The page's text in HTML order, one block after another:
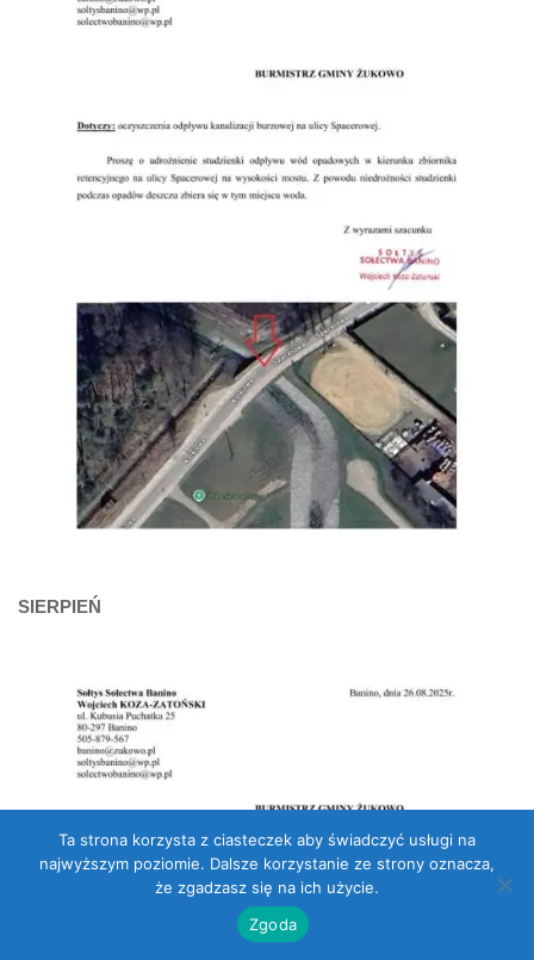
SIERPIEŃ
Ta strona korzysta z ciasteczek aby świadczyć usługi na
najwyższym poziomie. Dalsze korzystanie ze strony oznacza,
że zgadzasz się na ich użycie.
Zgoda